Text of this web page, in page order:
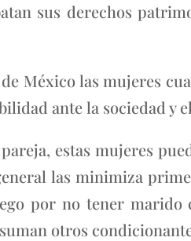
sus derechos
México las mujeres
ante la sociedad y
estas mujeres
las minimiza
por no tener
otros